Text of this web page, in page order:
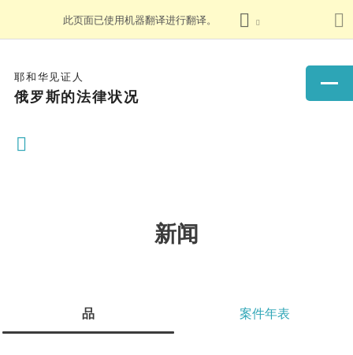
此页面已使用机器翻译进行翻译。
耶和华见证人
俄罗斯的法律状况
新闻
品 案件年表